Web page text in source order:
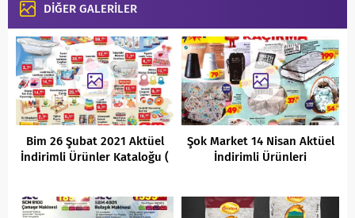
DİĞER GALERİLER
Bim 26 Şubat 2021 Aktüel
İndirimli Ürünler Kataloğu (
Şok Market 14 Nisan Aktüel
İndirimli Ürünleri